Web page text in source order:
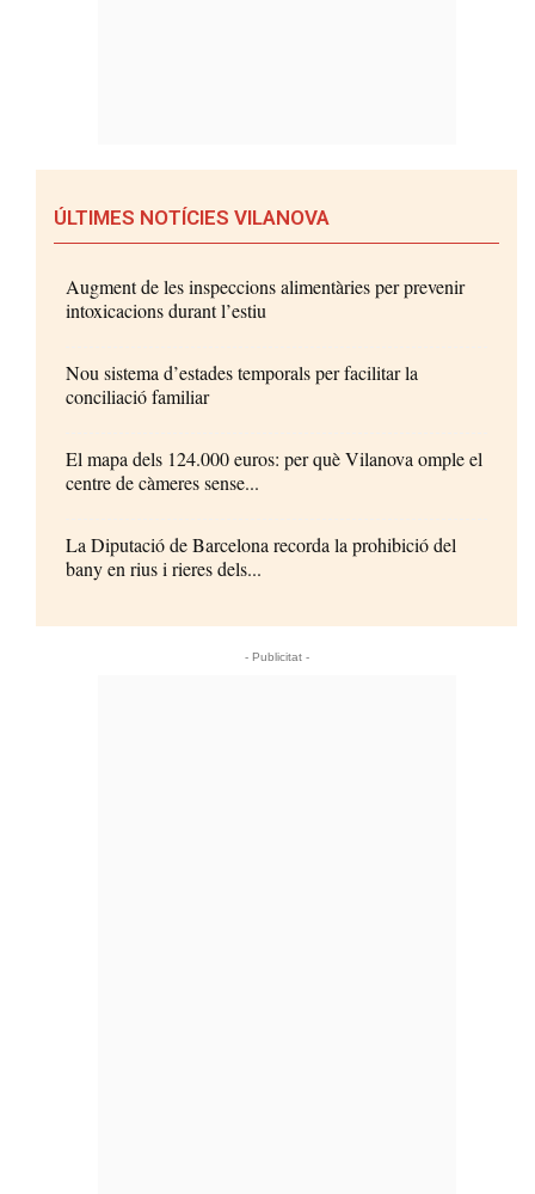
ÚLTIMES NOTÍCIES VILANOVA
Augment de les inspeccions alimentàries per prevenir
intoxicacions durant l’estiu
Nou sistema d’estades temporals per facilitar la
conciliació familiar
El mapa dels 124.000 euros: per què Vilanova omple el
centre de càmeres sense...
La Diputació de Barcelona recorda la prohibició del
bany en rius i rieres dels...
- Publicitat -